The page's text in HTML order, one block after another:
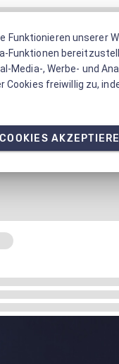
Funktionieren unserer
Funktionen
Media-, Werbe- und
freiwillig zu,